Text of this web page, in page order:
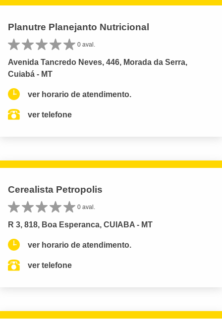
Planutre Planejanto Nutricional
0 aval.
Avenida Tancredo Neves, 446, Morada da Serra,
Cuiabá - MT
ver horario de atendimento.
ver telefone
Cerealista Petropolis
0 aval.
R 3, 818, Boa Esperanca, CUIABA - MT
ver horario de atendimento.
ver telefone